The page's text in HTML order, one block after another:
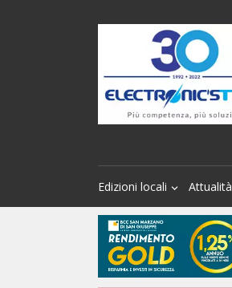
Edizioni locali Attualità